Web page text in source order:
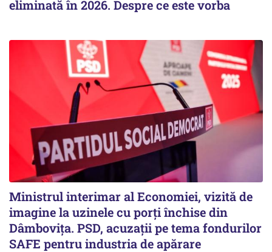
eliminată în 2026. Despre ce este vorba
Ministrul interimar al Economiei, vizită de
imagine la uzinele cu porți închise din
Dâmbovița. PSD, acuzații pe tema fondurilor
SAFE pentru industria de apărare